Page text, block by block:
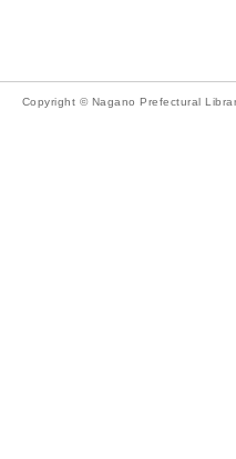
Copyright © Nagano Prefectural